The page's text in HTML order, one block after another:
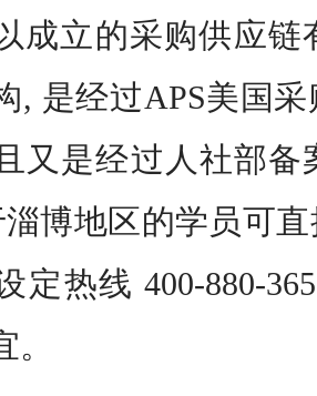
成立的采购供应
, 是经过APS美国
又是经过人社部备
博地区的学员可
定热线 400-880-